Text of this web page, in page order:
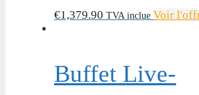
€1,379.90 TVA inclue Voir
Buffet Live-